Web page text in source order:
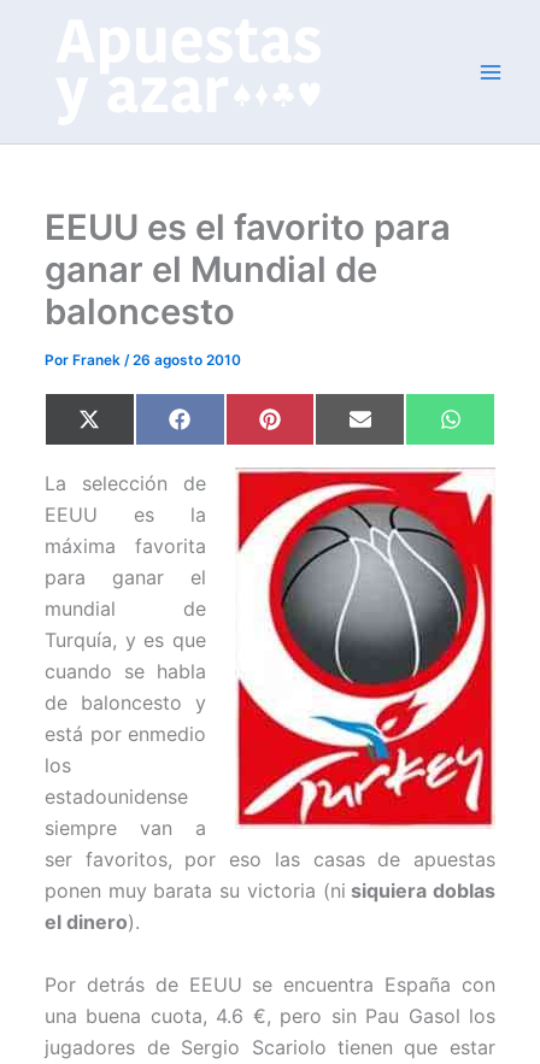
EEUU es el favorito para
ganar el Mundial de
baloncesto
Por Franek/26 agosto 2010
Compartir
en
X
(
w
i
e
Compartir
en
F
a
e
b
o
o
k
Compartir
en
P
i
t
e
r
e
s
t
Compartir
en
E
m
i
l
en
W
h
t
s
A
p
La selección de
EEUU es la
máxima favorita
para ganar el
mundial de
Turquía, y es que
cuando se habla
de baloncesto y
está por enmedio
los
estadounidense
siempre van a
ser favoritos, por eso las casas de apuestas
ponen muy barata su victoria (ni siquiera doblas
el dinero).
Por detrás de EEUU se encuentra España con
una buena cuota, 4.6 €, pero sin Pau Gasol los
jugadores de Sergio Scariolo tienen que estar